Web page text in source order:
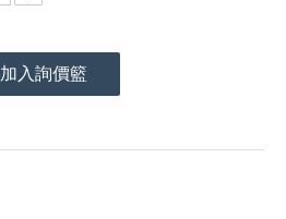
加入詢價籃